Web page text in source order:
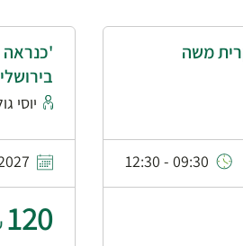
משה
09:30 - 12:30
'כנראה
יוסי
120